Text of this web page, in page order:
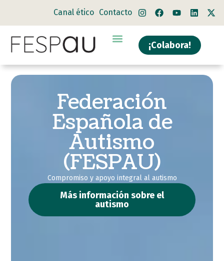
Canal ético Contacto
¡Colabora!
Federación
Española de
Autismo
(FESPAU)
Compromiso y apoyo integral al autismo
Más información sobre el
autismo